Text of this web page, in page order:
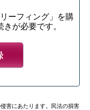
ーフィング」を購
が必要です。
害にあたります。民法の損害